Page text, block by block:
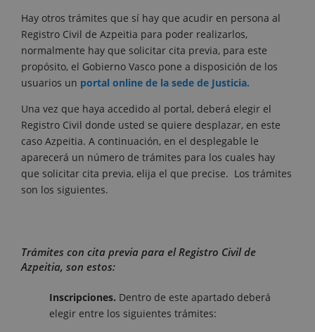
Hay otros trámites que sí hay que acudir en persona al
Registro Civil de Azpeitia para poder realizarlos,
normalmente hay que solicitar cita previa, para este
propósito, el Gobierno Vasco pone a disposición de los
usuarios un portal online de la sede de Justicia.
Una vez que haya accedido al portal, deberá elegir el
Registro Civil donde usted se quiere desplazar, en este
caso Azpeitia. A continuación, en el desplegable le
aparecerá un número de trámites para los cuales hay
que solicitar cita previa, elija el que precise. Los trámites
son los siguientes.
Trámites con cita previa para el Registro Civil de
Azpeitia, son estos:
Inscripciones. Dentro de este apartado deberá
elegir entre los siguientes trámites: